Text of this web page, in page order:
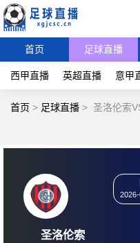
首页 足球直播
西甲直播 英超直播 意甲
首页 > 足球直播 > 圣洛伦索